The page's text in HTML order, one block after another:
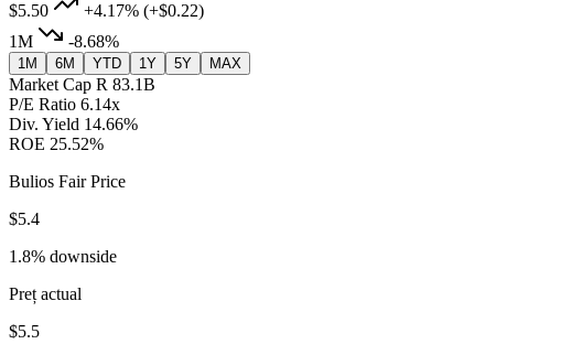
$5.50 +4.17% (+$0.22)
1M
-8.68%
1M 6M YTD 1Y 5Y MAX
Market Cap R 83.1B
P/E Ratio 6.14x
Div. Yield 14.66%
ROE 25.52%
Bulios Fair Price
$5.4
1.8% downside
Preț actual
$5.5